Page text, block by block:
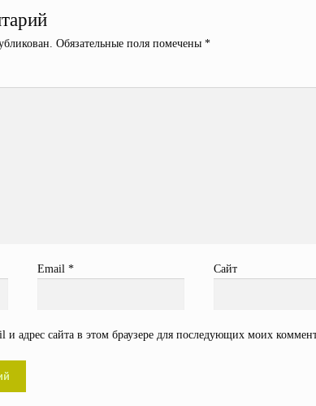
Обязательные поля помечены*
Email* Сайт
и адрес сайта в этом браузере для последующих моих